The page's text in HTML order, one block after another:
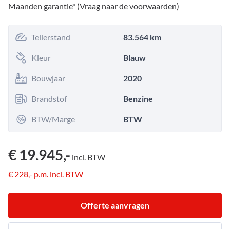
Maanden garantie* (Vraag naar de voorwaarden)
Tellerstand 83.564 km
Kleur Blauw
Bouwjaar 2020
Brandstof Benzine
BTW/Marge BTW
€ 19.945,- incl. BTW
€ 228,- p.m. incl. BTW
Offerte aanvragen